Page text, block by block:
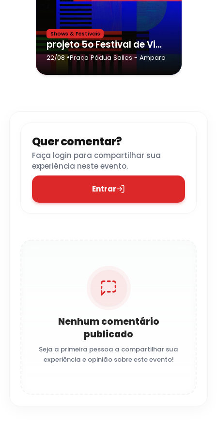
Shows & Festivais
projeto 5o Festival de Viola Compadre Generoso da cidade de Amparo
22/08•Praça Pádua Salles - Amparo
Quer comentar?
Faça login para compartilhar sua
experiência neste evento.
Entrar
Nenhum comentário
publicado
Seja a primeira pessoa a compartilhar sua
experiência e opinião sobre este evento!